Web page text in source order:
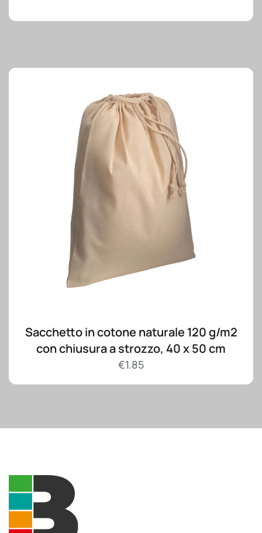
Sacchetto in cotone naturale 120 g/m2
con chiusura a strozzo, 40 x 50 cm
€1.85